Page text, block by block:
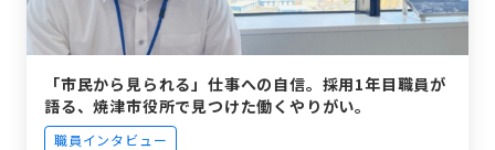
「市民から見られる」仕事への自信。採用1年目職員が
語る、焼津市役所で見つけた働くやりがい。
職員インタビュー